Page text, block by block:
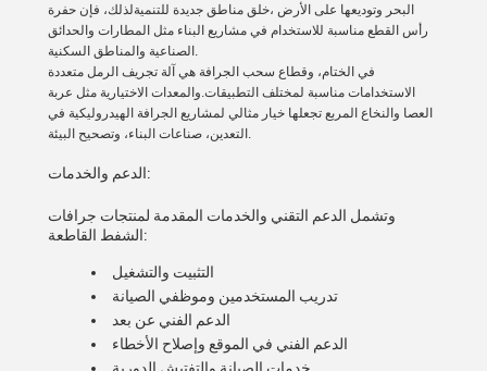
البحر وتوديعها على الأرض ،خلق مناطق جديدة للتنميةلذلك، فإن حفرة
رأس القطع مناسبة للاستخدام في مشاريع البناء مثل المطارات والحدائق
الصناعية والمناطق السكنية.
في الختام، وقطاع سحب الجرافة هي آلة تجريف الرمل متعددة
الاستخدامات مناسبة لمختلف التطبيقات.والمعدات الاختيارية مثل عربة
العصا والنخاع المربع تجعلها خيار مثالي لمشاريع الجرافة الهيدروليكية في
التعدين، صناعات البناء، وتصحيح البيئة.
الدعم والخدمات:
وتشمل الدعم التقني والخدمات المقدمة لمنتجات جرافات
الشفط القاطعة:
التثبيت والتشغيل
تدريب المستخدمين وموظفي الصيانة
الدعم الفني عن بعد
الدعم الفني في الموقع وإصلاح الأخطاء